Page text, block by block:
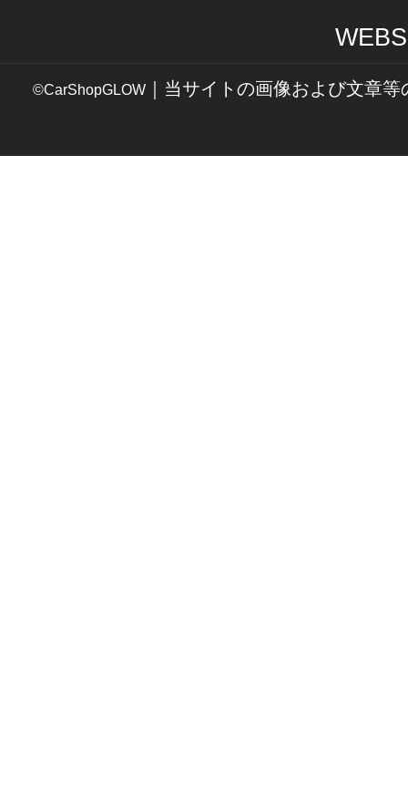
©CarShopGLOW ｜当サイトの画像および文章